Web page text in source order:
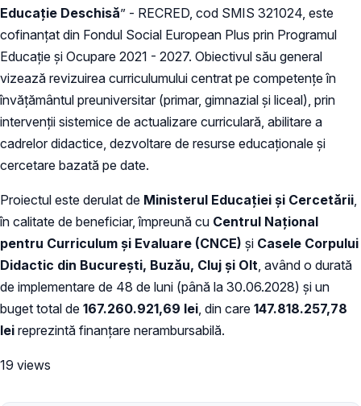
Educație Deschisă” - RECRED, cod SMIS 321024, este
cofinanțat din Fondul Social European Plus prin Programul
Educație și Ocupare 2021 - 2027. Obiectivul său general
vizează revizuirea curriculumului centrat pe competențe în
învățământul preuniversitar (primar, gimnazial și liceal), prin
intervenții sistemice de actualizare curriculară, abilitare a
cadrelor didactice, dezvoltare de resurse educaționale și
cercetare bazată pe date.
Proiectul este derulat de Ministerul Educației și Cercetării
în calitate de beneficiar, împreună cu Centrul Național
pentru Curriculum și Evaluare (CNCE) și Casele Corpului
Didactic din București, Buzău, Cluj și Olt , având o durată
de implementare de 48 de luni (până la 30.06.2028) și un
buget total de 167.260.921,69 lei , din care 147.818.257,78
lei reprezintă finanțare nerambursabilă.
19 views